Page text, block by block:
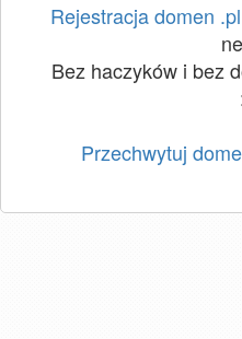
Rejestracja domen .pl
Bez haczyków i bez
Przechwytuj